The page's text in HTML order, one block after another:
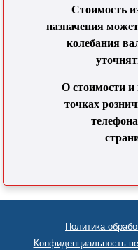
Стоимость
назначения
колебания
О стоимости и
точках
Политика
Конфиденциальность